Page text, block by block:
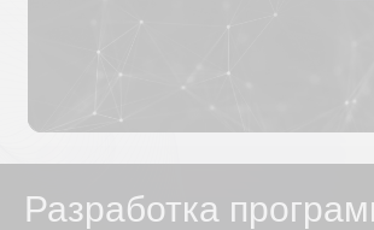
Разработка